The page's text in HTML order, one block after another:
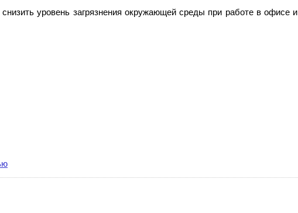
уровень загрязнения окружающей среды при работе в офисе и